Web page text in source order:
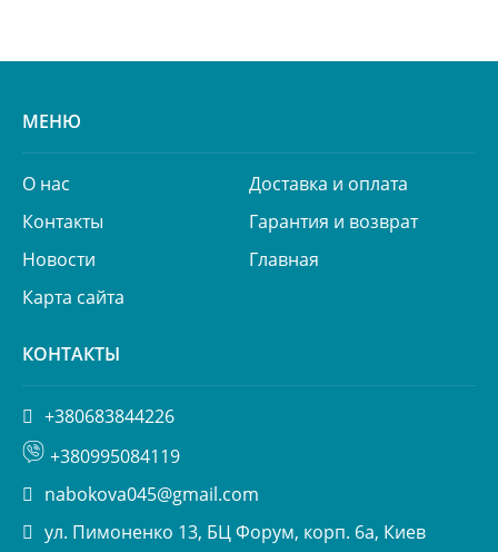
МЕНЮ
О нас
Доставка и оплата
Контакты
Гарантия и возврат
Новости
Главная
Карта сайта
КОНТАКТЫ
+380683844226
+380995084119
nabokova045@gmail.com
ул. Пимоненко 13, БЦ Форум, корп. 6а, Киев